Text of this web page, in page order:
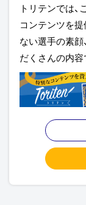
トリテンでは
コンテンツを
ない選手の素顔
だくさんの内容